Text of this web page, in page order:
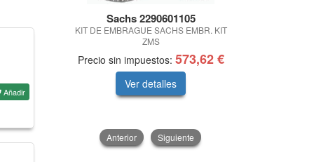
Añadir
Sachs 2290601105
KIT DE EMBRAGUE SACHS EMBR. KIT
ZMS
Precio sin impuestos: 573,62 €
Ver detalles
Anterior Siguiente